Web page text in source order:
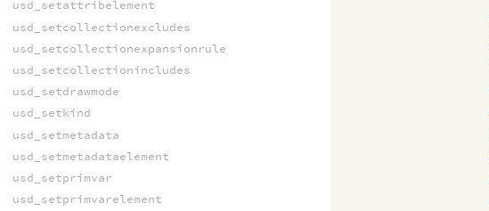
usd_setattribelement
usd_setcollectionexcludes
usd_setcollectionexpansionrule
usd_setcollectionincludes
usd_setdrawmode
usd_setkind
usd_setmetadata
usd_setmetadataelement
usd_setprimvar
usd_setprimvarelement